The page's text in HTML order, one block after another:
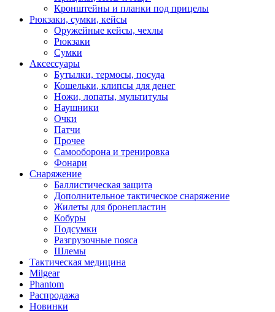
Кронштейны и планки под прицелы
Рюкзаки, сумки, кейсы
Оружейные кейсы, чехлы
Рюкзаки
Сумки
Аксессуары
Бутылки, термосы, посуда
Кошельки, клипсы для денег
Ножи, лопаты, мультитулы
Наушники
Очки
Патчи
Прочее
Самооборона и тренировка
Фонари
Снаряжение
Баллистическая защита
Дополнительное тактическое снаряжение
Жилеты для бронепластин
Кобуры
Подсумки
Разгрузочные пояса
Шлемы
Тактическая медицина
Milgear
Phantom
Распродажа
Новинки